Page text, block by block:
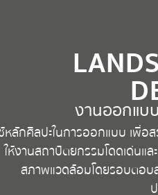
งานออกแบ
หลักศิลปะในการออกแบบ เพื่อ
ให้งานสถาปัตยกรรมโดดเด่นแ
สภาพแวดล้อมโดยรอบตอบ